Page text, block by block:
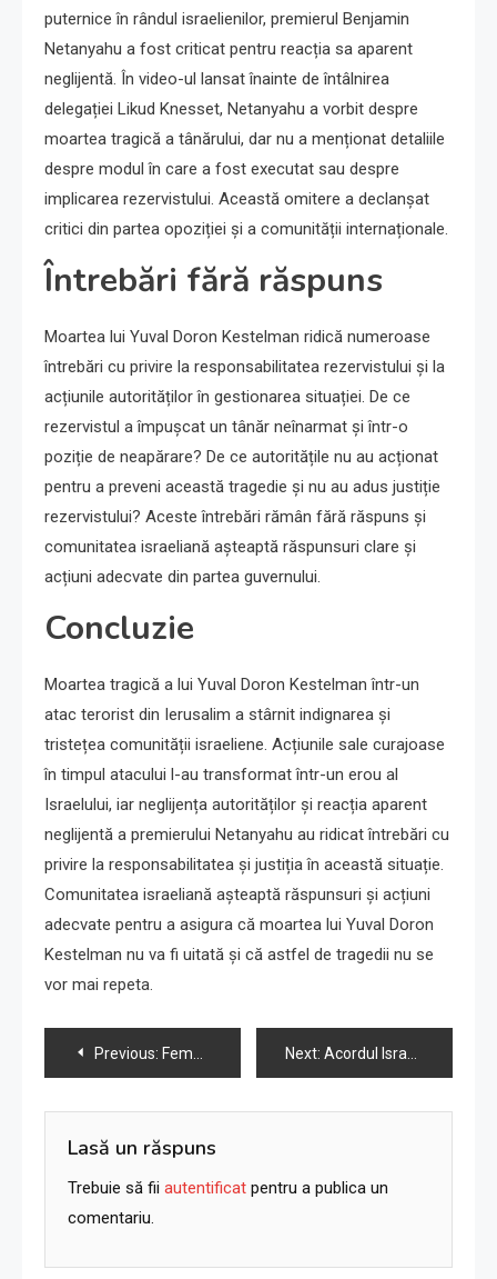
puternice în rândul israelienilor, premierul Benjamin
Netanyahu a fost criticat pentru reacția sa aparent
neglijentă. În video-ul lansat înainte de întâlnirea
delegației Likud Knesset, Netanyahu a vorbit despre
moartea tragică a tânărului, dar nu a menționat detaliile
despre modul în care a fost executat sau despre
implicarea rezervistului. Această omitere a declanșat
critici din partea opoziției și a comunității internaționale.
Întrebări fără răspuns
Moartea lui Yuval Doron Kestelman ridică numeroase
întrebări cu privire la responsabilitatea rezervistului și la
acțiunile autorităților în gestionarea situației. De ce
rezervistul a împușcat un tânăr neînarmat și într-o
poziție de neapărare? De ce autoritățile nu au acționat
pentru a preveni această tragedie și nu au adus justiție
rezervistului? Aceste întrebări rămân fără răspuns și
comunitatea israeliană așteaptă răspunsuri clare și
acțiuni adecvate din partea guvernului.
Concluzie
Moartea tragică a lui Yuval Doron Kestelman într-un
atac terorist din Ierusalim a stârnit indignarea și
tristețea comunității israeliene. Acțiunile sale curajoase
în timpul atacului l-au transformat într-un erou al
Israelului, iar neglijența autorităților și reacția aparent
neglijentă a premierului Netanyahu au ridicat întrebări cu
privire la responsabilitatea și justiția în această situație.
Comunitatea israeliană așteaptă răspunsuri și acțiuni
adecvate pentru a asigura că moartea lui Yuval Doron
Kestelman nu va fi uitată și că astfel de tragedii nu se
vor mai repeta.
Navigare
în
articole
Previous: Femeile israeliene violate de teroriștii Hamas nu au nevoie de un hashtag. Next: Acordul Israel-Hamas privind eliberarea ostaticilor, șanse minime în viitorul apropiat (38 characters)
Lasă un răspuns
Trebuie să fii autentificat pentru a publica un
comentariu.